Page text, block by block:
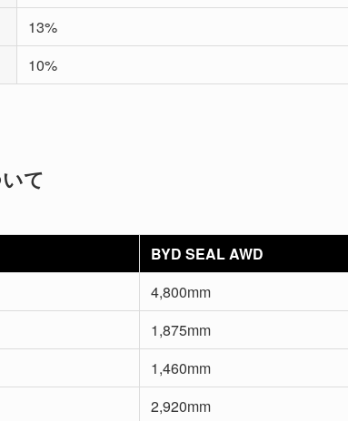
13%
10%
て
BYD SEAL AWD
4,800mm
1,875mm
1,460mm
2,920mm